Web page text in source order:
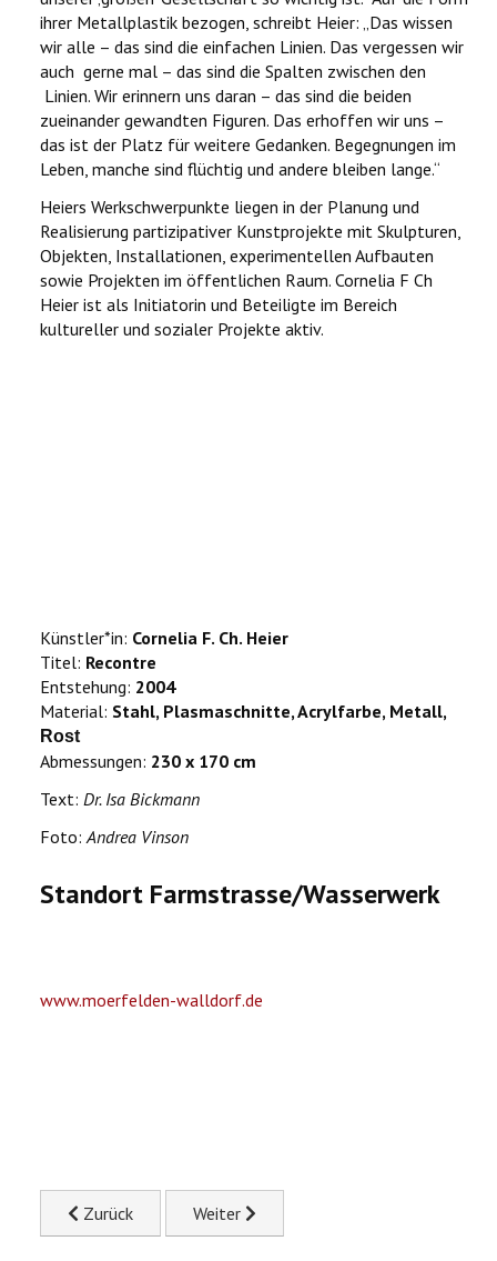
ihrer Metallplastik bezogen, schreibt Heier: „Das wissen
wir alle – das sind die einfachen Linien. Das vergessen wir
auch gerne mal – das sind die Spalten zwischen den
Linien. Wir erinnern uns daran – das sind die beiden
zueinander gewandten Figuren. Das erhoffen wir uns –
das ist der Platz für weitere Gedanken. Begegnungen im
Leben, manche sind flüchtig und andere bleiben lange.“
Heiers Werkschwerpunkte liegen in der Planung und
Realisierung partizipativer Kunstprojekte mit Skulpturen,
Objekten, Installationen, experimentellen Aufbauten
sowie Projekten im öffentlichen Raum. Cornelia F Ch
Heier ist als Initiatorin und Beteiligte im Bereich
kultureller und sozialer Projekte aktiv.
Künstler*in: Cornelia F. Ch. Heier
Titel: Recontre
Entstehung: 2004
Material: Stahl, Plasmaschnitte, Acrylfarbe, Metall,
Rost
Abmessungen: 230 x 170 cm
Text: Dr. Isa Bickmann
Foto: Andrea Vinson
Standort Farmstrasse/Wasserwerk
www.moerfelden-walldorf.de
Previous article: Christine Erdmann: Stamm durchdrungen
Zurück Next article: Daniel Gregori Stern:
Weiter